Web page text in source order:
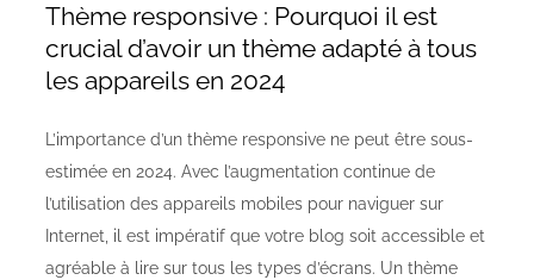
Thème responsive : Pourquoi il est
crucial d’avoir un thème adapté à tous
les appareils en 2024
L’importance d’un thème responsive ne peut être sous-
estimée en 2024. Avec l’augmentation continue de
l’utilisation des appareils mobiles pour naviguer sur
Internet, il est impératif que votre blog soit accessible et
agréable à lire sur tous les types d’écrans. Un thème